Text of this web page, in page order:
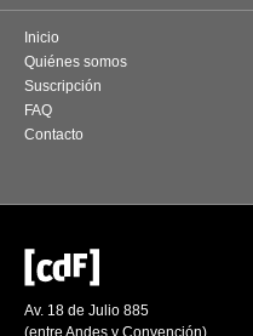
Inicio
Quiénes somos
Suscripción
FAQ
Contacto
Av. 18 de Julio 885
(entre Andes y Convención)